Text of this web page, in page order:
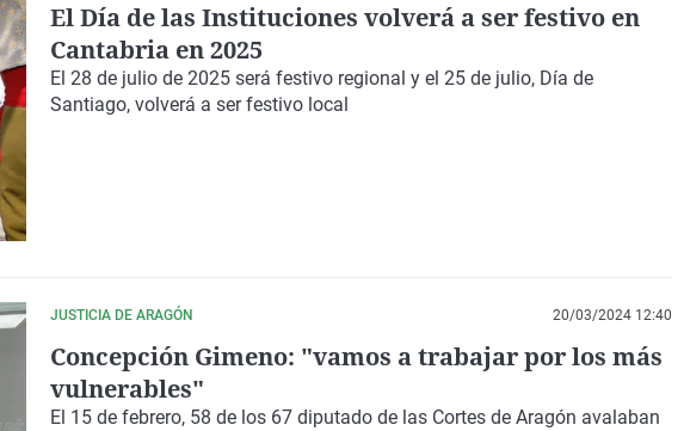
El Día de las Instituciones volverá a ser festivo en
Cantabria en 2025
El 28 de julio de 2025 será festivo regional y el 25 de julio, Día de
Santiago, volverá a ser festivo local
JUSTICIA DE ARAGÓN 20/03/2024 12:40
Concepción Gimeno: "vamos a trabajar por los más
vulnerables"
El 15 de febrero, 58 de los 67 diputado de las Cortes de Aragón avalaban